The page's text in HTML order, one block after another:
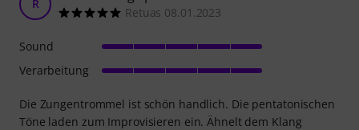
R
Retuas 08.01.2023
Die Zungentrommel ist schön handlich. Die pentatonischen
Töne laden zum Improvisieren ein. Ähnelt dem Klang
Sound
Verarbeitung